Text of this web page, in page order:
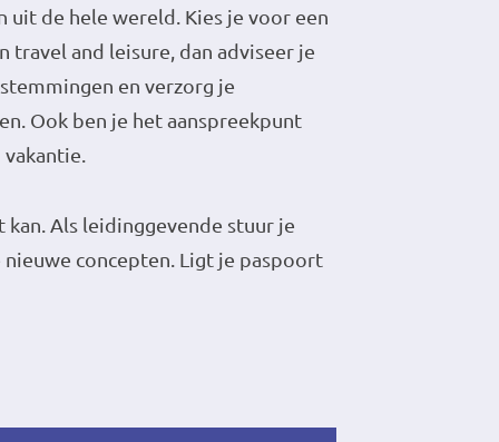
uit de hele wereld. Kies je voor een
and leisure, dan adviseer je
en verzorg je
Ook ben je het aanspreekpunt
kan. Als leidinggevende stuur je
concepten. Ligt je paspoort